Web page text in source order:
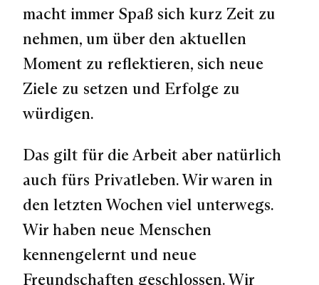
macht immer Spaß sich kurz Zeit zu
nehmen, um über den aktuellen
Moment zu reflektieren, sich neue
Ziele zu setzen und Erfolge zu
würdigen.
Das gilt für die Arbeit aber natürlich
auch fürs Privatleben. Wir waren in
den letzten Wochen viel unterwegs.
Wir haben neue Menschen
kennengelernt und neue
Freundschaften geschlossen. Wir